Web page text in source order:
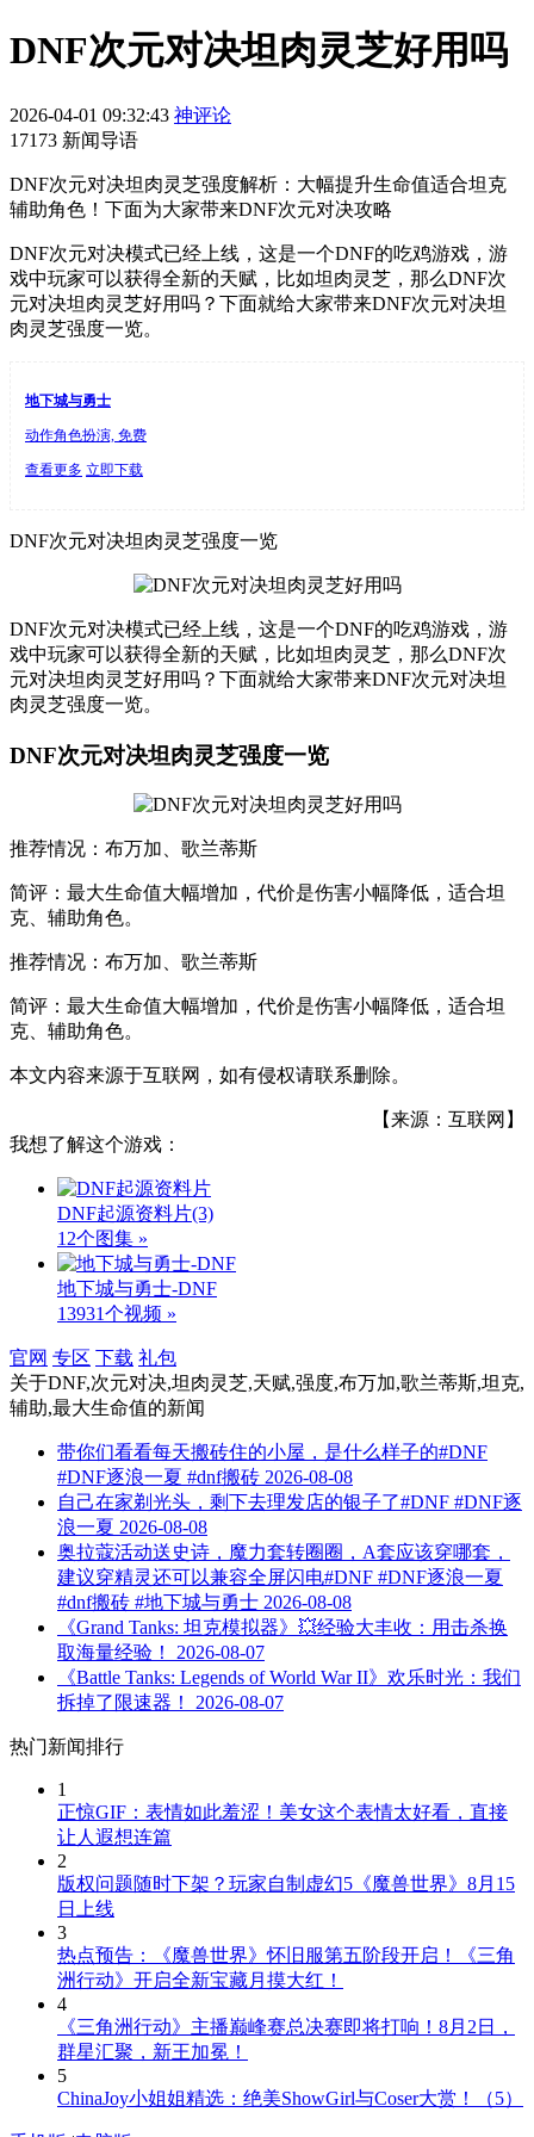
DNF次元对决坦肉灵芝好用吗
2026-04-01 09:32:43 神评论
17173 新闻导语
DNF次元对决坦肉灵芝强度解析：大幅提升生命值适合坦克
辅助角色！下面为大家带来DNF次元对决攻略
DNF次元对决模式已经上线，这是一个DNF的吃鸡游戏，游
戏中玩家可以获得全新的天赋，比如坦肉灵芝，那么DNF次
元对决坦肉灵芝好用吗？下面就给大家带来DNF次元对决坦
肉灵芝强度一览。
地下城与勇士
动作角色扮演, 免费
查看更多 立即下载
DNF次元对决坦肉灵芝强度一览
DNF次元对决模式已经上线，这是一个DNF的吃鸡游戏，游
戏中玩家可以获得全新的天赋，比如坦肉灵芝，那么DNF次
元对决坦肉灵芝好用吗？下面就给大家带来DNF次元对决坦
肉灵芝强度一览。
DNF次元对决坦肉灵芝强度一览
推荐情况：布万加、歌兰蒂斯
简评：最大生命值大幅增加，代价是伤害小幅降低，适合坦
克、辅助角色。
推荐情况：布万加、歌兰蒂斯
简评：最大生命值大幅增加，代价是伤害小幅降低，适合坦
克、辅助角色。
本文内容来源于互联网，如有侵权请联系删除。
【来源：互联网】
我想了解这个游戏：
DNF起源资料片(3)
12个图集 »
地下城与勇士-DNF
13931个视频 »
官网 专区 下载 礼包
关于DNF,次元对决,坦肉灵芝,天赋,强度,布万加,歌兰蒂斯,坦克,
辅助,最大生命值的新闻
带你们看看每天搬砖住的小屋，是什么样子的#DNF
#DNF逐浪一夏 #dnf搬砖 2026-08-08
自己在家剃光头，剩下去理发店的银子了#DNF #DNF逐
浪一夏 2026-08-08
奥拉蔻活动送史诗，魔力套转圈圈，A套应该穿哪套，
建议穿精灵还可以兼容全屏闪电#DNF #DNF逐浪一夏
#dnf搬砖 #地下城与勇士 2026-08-08
《Grand Tanks: 坦克模拟器》💥经验大丰收：用击杀换
取海量经验！
2026-08-07
《Battle Tanks: Legends of World War II》欢乐时光：我们
拆掉了限速器！
2026-08-07
热门新闻排行
1
正惊GIF：表情如此羞涩！美女这个表情太好看，直接
让人遐想连篇
2
版权问题随时下架？玩家自制虚幻5《魔兽世界》8月15
日上线
3
热点预告：《魔兽世界》怀旧服第五阶段开启！《三角
洲行动》开启全新宝藏月摸大红！
4
《三角洲行动》主播巅峰赛总决赛即将打响！8月2日，
群星汇聚，新王加冕！
5
ChinaJoy小姐姐精选：绝美ShowGirl与Coser大赏！（5）